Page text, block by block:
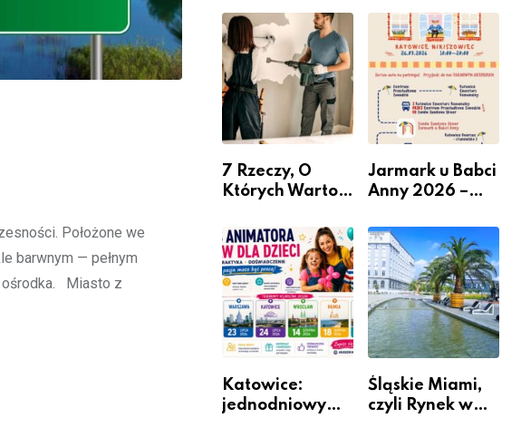
Położone we
barwnym — pełnym
ośrodka. Miasto z
Miastem
Fachowców” –
nabór dla
przedsiębiorców
przesiadkoweg
o w Podlesiu
7 Rzeczy, O
Których Warto
Remontem
Mieszkania
Jarmark u Babci
Anny 2026 –
Katowice:
jednodniowy
Śląskie Miami,
czyli Rynek w